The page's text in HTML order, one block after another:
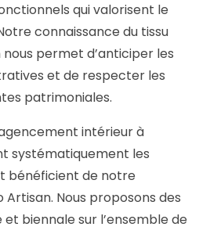
qui valorisent le
connaissance du tissu
permet d’anticiper les
et de respecter les
patrimoniales.
intérieur à
systématiquement les
bénéficient de notre
Artisan. Nous proposons des
biennale sur l’ensemble de